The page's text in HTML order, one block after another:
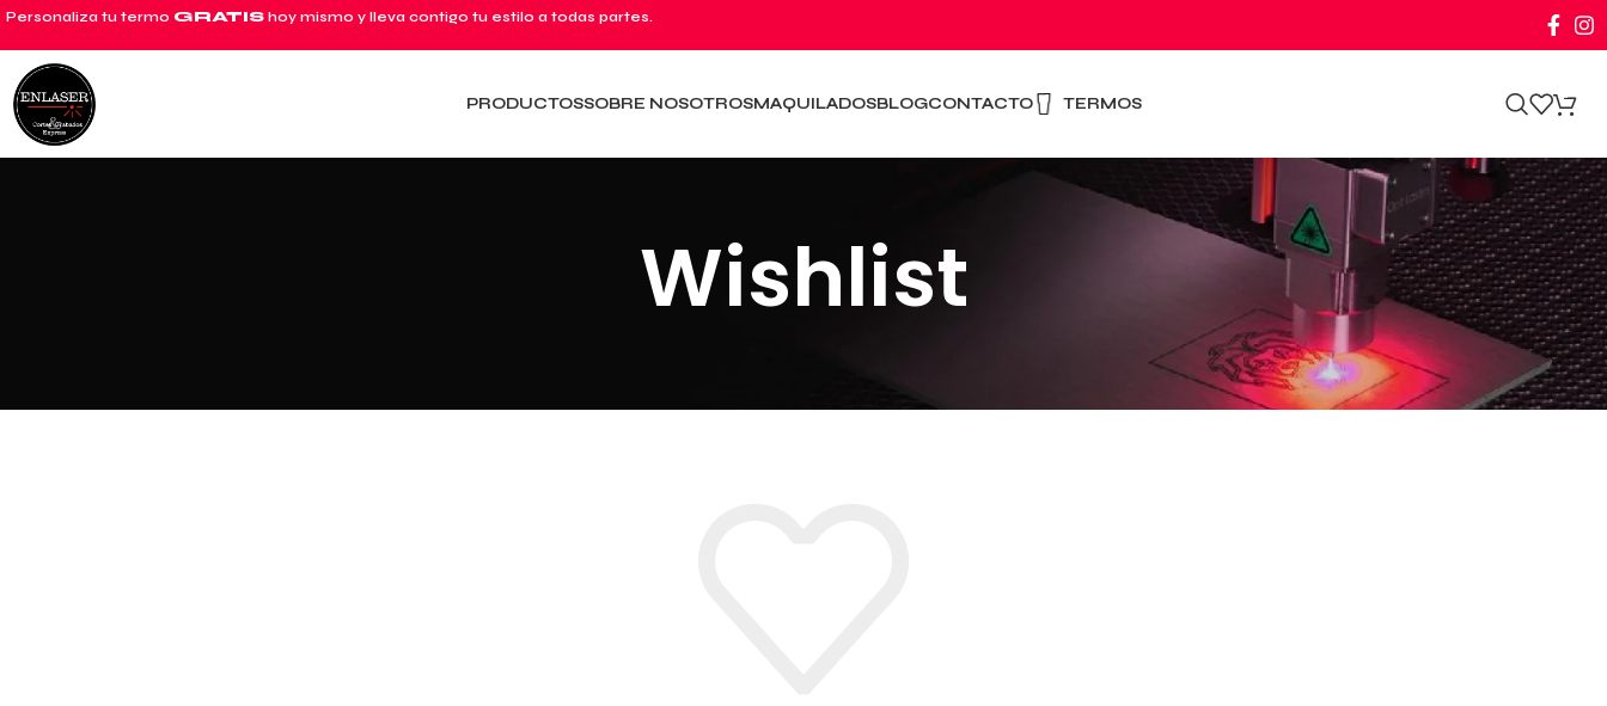
Personaliza tu termo GRATIS hoy mismo y lleva contigo tu estilo a todas partes.
PRODUCTOSSOBRE NOSOTROSMAQUILADOSBLOGCONTACTO TERMOS 0
Wishlist